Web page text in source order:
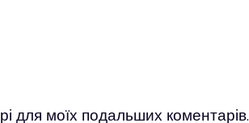
для моїх подальших коментарів.